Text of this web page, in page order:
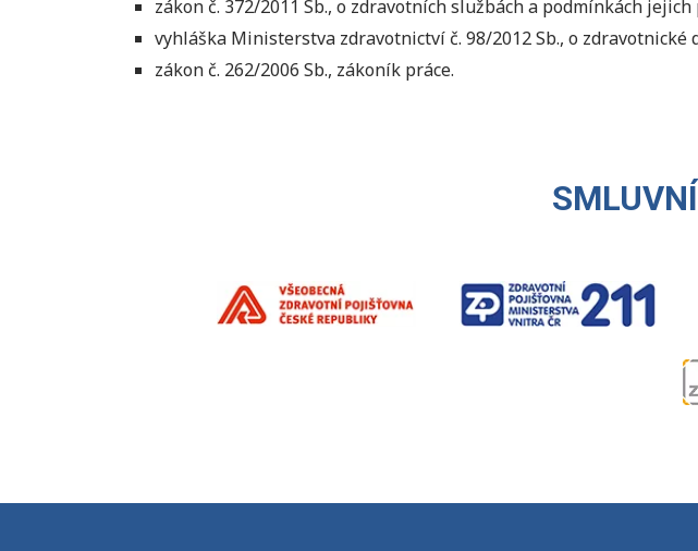
zákon č. 372/2011 Sb., o zdravotních službách a podmínkách
vyhláška Ministerstva zdravotnictví č. 98/2012 Sb., o zdravotnické
zákon č. 262/2006 Sb., zákoník práce.